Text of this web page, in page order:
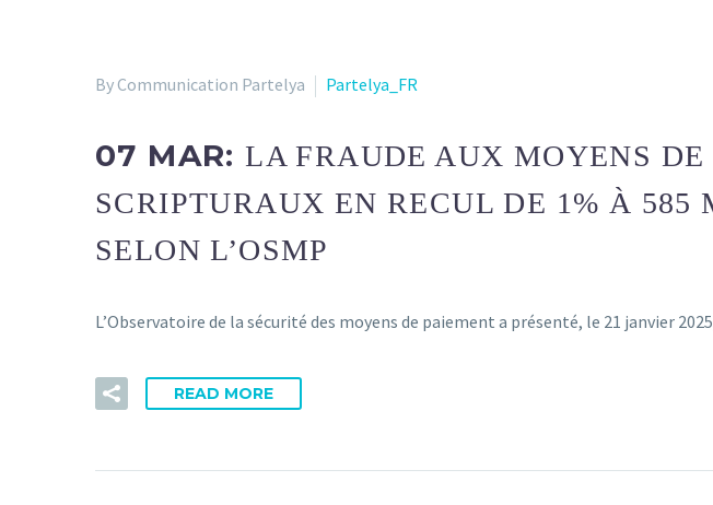
By Communication Partelya Partelya_FR
07 MAR:LA FRAUDE AUX MOYENS DE
SCRIPTURAUX EN RECUL DE 1% À 585
SELON L’OSMP
L’Observatoire de la sécurité des moyens de paiement a présenté, le 21 janvier
READ MORE